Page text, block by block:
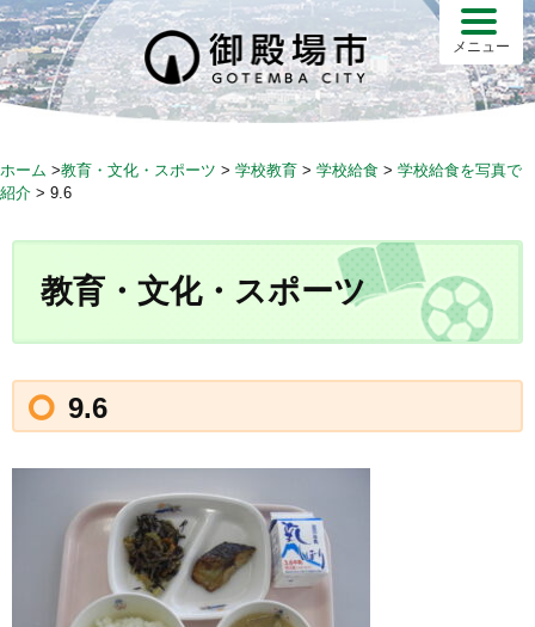
S
k
i
p
c
メニュー
ホーム >教育・文化・スポーツ > 学校教育 > 学校給食 > 学校給食を写真で
紹介 > 9.6
教育・文化・スポーツ
9.6